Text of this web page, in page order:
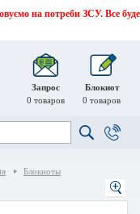
на потреби ЗСУ. Все буде
Запрос
0 товаров
Блокнот
0 товаров
Блокноты